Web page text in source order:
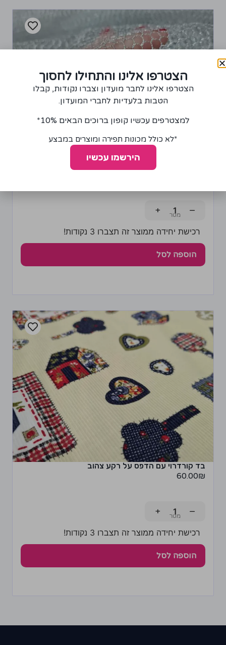
בד רשת בצבע כסף
−
+
רכישת יחידה ממוצר זה תצברו 3 נקודות!
הוספה לסל
בד קורדרוי עם הדפס על רקע צהוב
60.00₪
−
+
רכישת יחידה ממוצר זה תצברו 3 נקודות!
הוספה לסל
הצטרפו אלינו והתחילו לחסוך
הצטרפו אלינו לחבר מועדון וצברו נקודות, קבלו
הטבות בלעדיות לחברי המועדון.
למצטרפים עכשיו קופון ברוכים הבאים 10%*
*לא כולל מכונות תפירה ומוצרים במבצע
הירשמו עכשיו